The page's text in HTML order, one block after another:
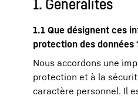
1. Généralités
1.1 Que désignent ces
protection des données
Nous accordons une
protection et à la
caractère personnel. Il